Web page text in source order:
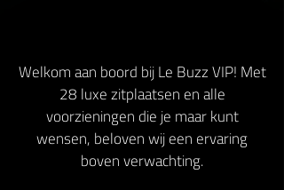
Welkom aan boord bij Le Buzz VIP! Met
28 luxe zitplaatsen en alle
voorzieningen die je maar kunt
wensen, beloven wij een ervaring
boven verwachting.